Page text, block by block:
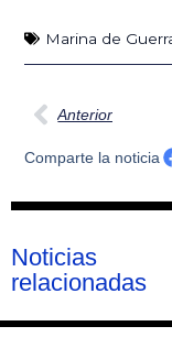
Marina de
Ant
Anterior
Comparte la noticia
Noticias
relacionadas